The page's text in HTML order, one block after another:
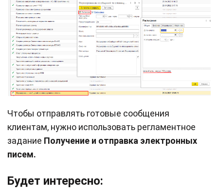
Чтобы отправлять готовые сообщения
клиентам, нужно использовать регламентное
задание Получение и отправка электронных
писем.
Будет интересно: